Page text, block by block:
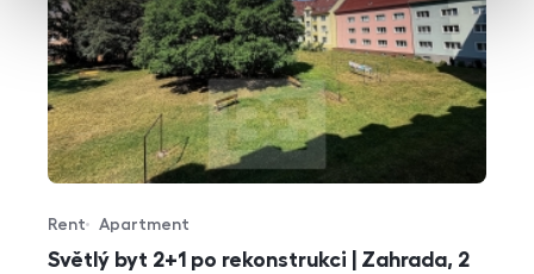
Světlý byt 2+1 po rekonstrukci | Zahrada, 2
Offer type
Rent
Property type
Apartment